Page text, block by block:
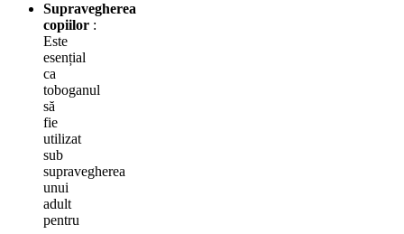
Supravegherea
copiilor :
Este
esențial
ca
toboganul
să
fie
utilizat
sub
supravegherea
unui
adult
pentru